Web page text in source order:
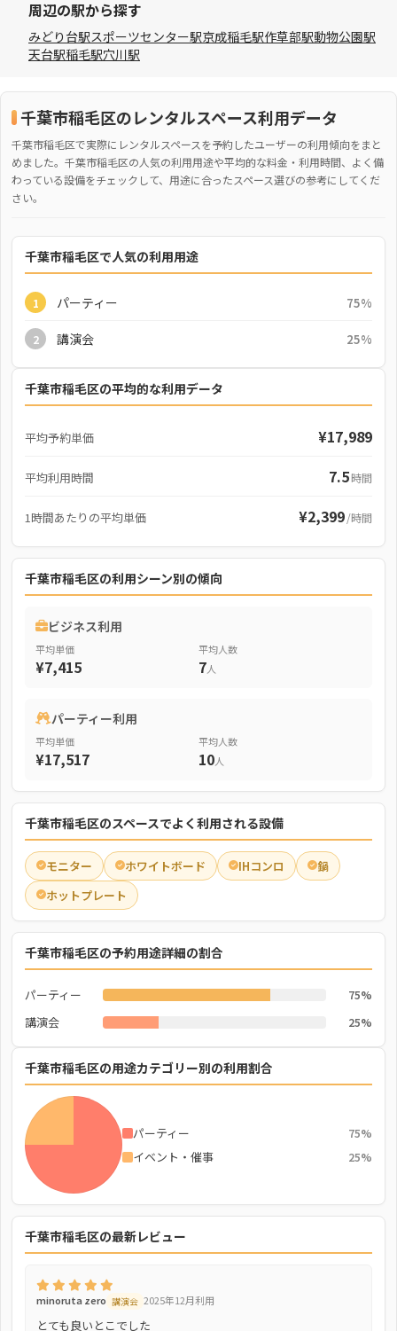
周辺の駅から探す
みどり台駅スポーツセンター駅京成稲毛駅作草部駅動物公園駅
天台駅稲毛駅穴川駅
千葉市稲毛区のレンタルスペース利用データ
千葉市稲毛区で実際にレンタルスペースを予約したユーザーの利用傾向をまと
めました。千葉市稲毛区の人気の利用用途や平均的な料金・利用時間、よく備
わっている設備をチェックして、用途に合ったスペース選びの参考にしてくだ
さい。
千葉市稲毛区で人気の利用用途
1 パーティー 75%
2 講演会 25%
千葉市稲毛区の平均的な利用データ
平均予約単価 ¥17,989
平均利用時間 7.5時間
1時間あたりの平均単価 ¥2,399/時間
千葉市稲毛区の利用シーン別の傾向
ビジネス利用
平均単価
¥7,415
平均人数
7人
パーティー利用
平均単価
¥17,517
平均人数
10人
千葉市稲毛区のスペースでよく利用される設備
モニター ホワイトボード IHコンロ
鍋
ホットプレート
千葉市稲毛区の予約用途詳細の割合
パーティー 75%
講演会 25%
千葉市稲毛区の用途カテゴリー別の利用割合
パーティー 75%
イベント・催事 25%
千葉市稲毛区の最新レビュー
minoruta zero 講演会 2025年12月利用
とても良いとこでした